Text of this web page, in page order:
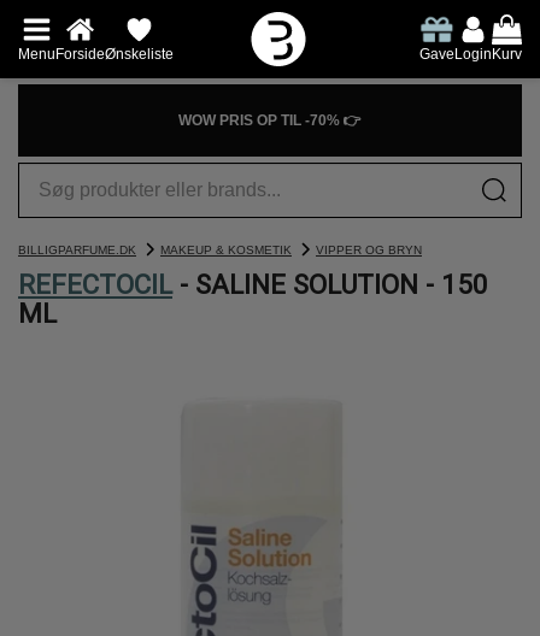
MenuForsideØnskeliste GaveLoginKurv
WOW PRIS OP TIL -70% 👉
BILLIGPARFUME.DK MAKEUP & KOSMETIK VIPPER OG BRYN
REFECTOCIL- SALINE SOLUTION - 150
ML